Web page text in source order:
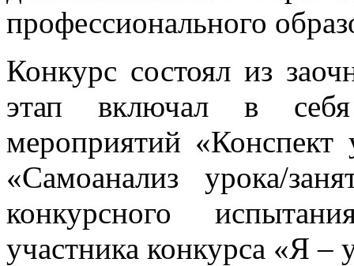
профессионального
Конкурс состоял из
этап включал в
мероприятий «Конспект
«Самоанализ урока/
конкурсного
участника конкурса «Я –